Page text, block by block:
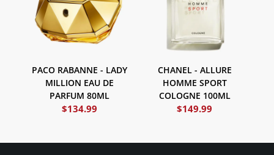
PACO RABANNE - LADY
MILLION EAU DE
PARFUM 80ML
$134.99
CHANEL - ALLURE
HOMME SPORT
COLOGNE 100ML
$149.99